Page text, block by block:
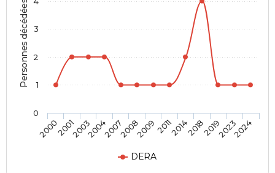
Personnes décédées
DERA
2000200120032004200720082009201120142018201920232024
0
1
2
3